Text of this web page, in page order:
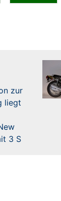
zur
liegt
3 S